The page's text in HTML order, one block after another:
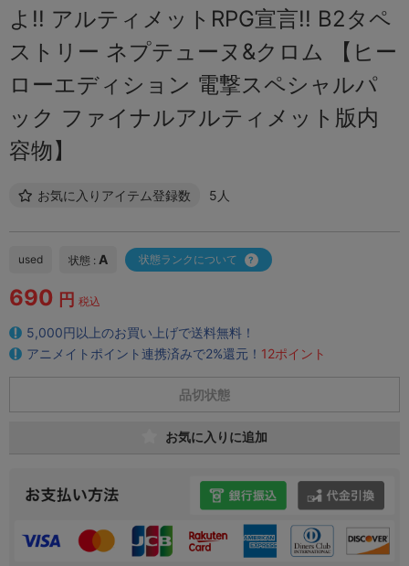
よ!! アルティメットRPG宣言!! B2タペ
ストリー ネプテューヌ&クロム 【ヒー
ローエディション 電撃スペシャルパ
ック ファイナルアルティメット版内
容物】
お気に入りアイテム登録数 5人
used 状態 : A 状態ランクについて
690 円 税込
5,000円以上のお買い上げで送料無料！
アニメイトポイント連携済みで2%還元！ 12ポイント
品切状態
お気に入りに追加